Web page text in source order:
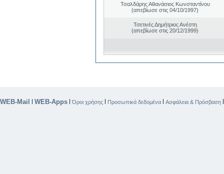
Τσαλδάρης Αθανάσιος Κωνσταντίνου
(απεβίωσε στις 04/10/1997)
Τσετινές Δημήτριος Ανέστη
(απεβίωσε στις 20/12/1999)
WEB-Mail | WEB-Apps |Όροι χρήσης | Προσωπικά δεδομένα | Ασφάλεια & Πρόσβαση